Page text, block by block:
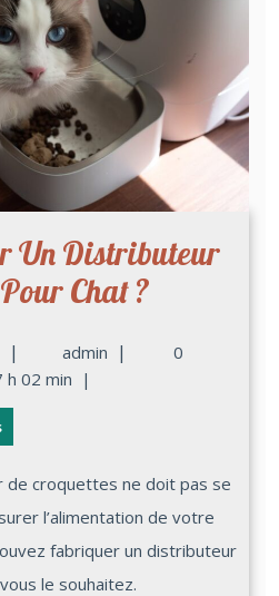
Un Distributeur
Chat ?
| admin |
0
h 02 min |
l’alimentation de votre
fabriquer un distributeur
le souhaitez.